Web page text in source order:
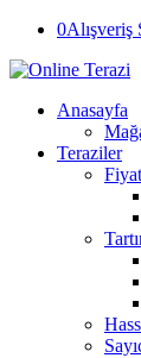
0Alışveriş
Anasayfa
Teraziler